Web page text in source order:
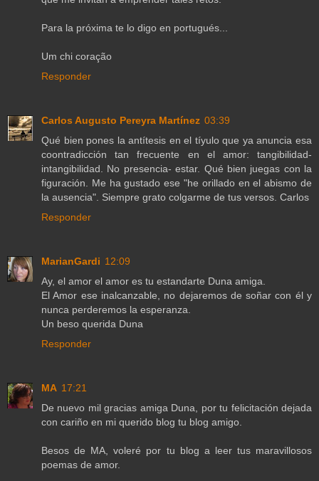
Para la próxima te lo digo en portugués...
Um chi coração
Responder
Carlos Augusto Pereyra Martínez 03:39
Qué bien pones la antítesis en el tíyulo que ya anuncia esa
coontradicción tan frecuente en el amor: tangibilidad-
intangibilidad. No presencia- estar. Qué bien juegas con la
figuración. Me ha gustado ese "he orillado en el abismo de
la ausencia". Siempre grato colgarme de tus versos. Carlos
Responder
MarianGardi 12:09
Ay, el amor el amor es tu estandarte Duna amiga.
El Amor ese inalcanzable, no dejaremos de soñar con él y
nunca perderemos la esperanza.
Un beso querida Duna
Responder
MA 17:21
De nuevo mil gracias amiga Duna, por tu felicitación dejada
con cariño en mi querido blog tu blog amigo.
Besos de MA, voleré por tu blog a leer tus maravillosos
poemas de amor.